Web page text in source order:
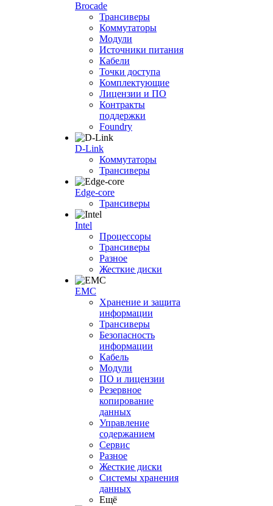
Brocade
Трансиверы
Коммутаторы
Модули
Источники питания
Кабели
Точки доступа
Комплектующие
Лицензии и ПО
Контракты
поддержки
Foundry
D-Link
Коммутаторы
Трансиверы
Edge-core
Трансиверы
Intel
Процессоры
Трансиверы
Разное
Жесткие диски
EMC
Хранение и защита
информации
Трансиверы
Безопасность
информации
Кабель
Модули
ПО и лицензии
Резервное
копирование
данных
Управление
содержанием
Сервис
Разное
Жесткие диски
Системы хранения
данных
Ещё